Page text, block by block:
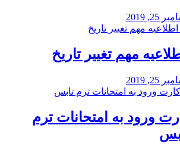
25, 2019
مهم تغییر تاریخ
25, 2019
ورود به امتحانات ترم